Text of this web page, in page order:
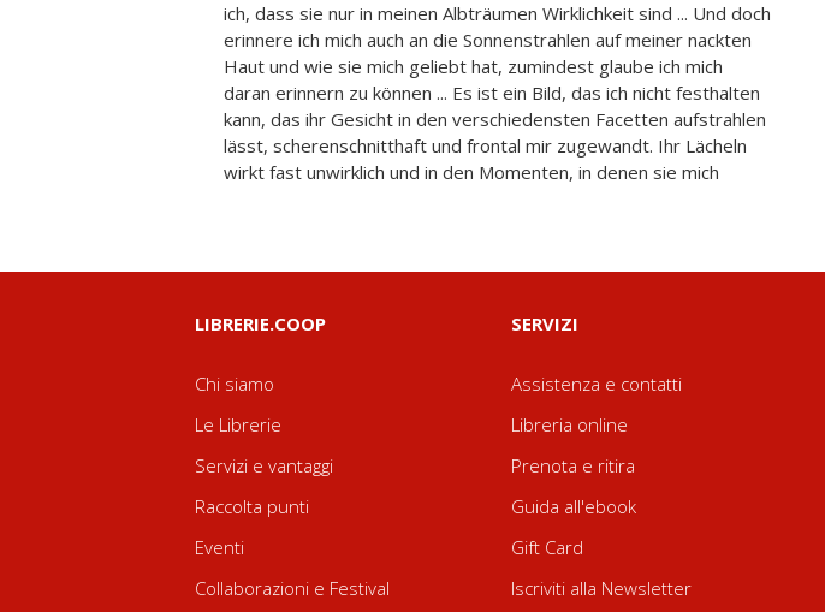
ich, dass sie nur in meinen Albträumen Wirklichkeit sind ... Und doch
erinnere ich mich auch an die Sonnenstrahlen auf meiner nackten
Haut und wie sie mich geliebt hat, zumindest glaube ich mich
daran erinnern zu können ... Es ist ein Bild, das ich nicht festhalten
kann, das ihr Gesicht in den verschiedensten Facetten aufstrahlen
lässt, scherenschnitthaft und frontal mir zugewandt. Ihr Lächeln
wirkt fast unwirklich und in den Momenten, in denen sie mich
Erinnerung ständig überlagert, zu versinken droht, ohne dass ich
auch nur eine Scherbe des längst zerbrochenen und vom Staub
der Jahre verwischten Bildes erhaschen kann. Fast zwölf Jahre sind
seit diesen Momenten, Erinnerungen und Gefühlen vergangen,
unwirklich und doch in den Quadratmetern meiner Seele
eingebrannt, deren Dimension auf die zwölf Quadratmeter meiner
LIBRERIE.COOP
Chi siamo
Le Librerie
Servizi e vantaggi
Raccolta punti
Eventi
Collaborazioni e Festival
SERVIZI
Assistenza e contatti
Libreria online
Prenota e ritira
Guida all'ebook
Gift Card
Iscriviti alla Newsletter